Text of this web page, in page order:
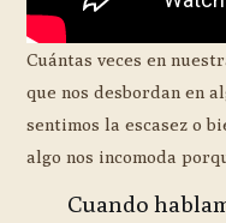
Cuántas veces en
que nos desbordan en
sentimos la escasez o
algo nos incomoda
Cuando